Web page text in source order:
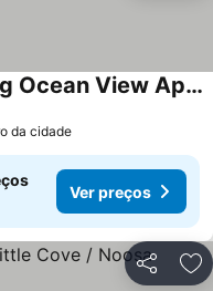
3 Alpha on Elanda Stunning Ocean View Apartment
da cidade
Ver preços
Partilhar